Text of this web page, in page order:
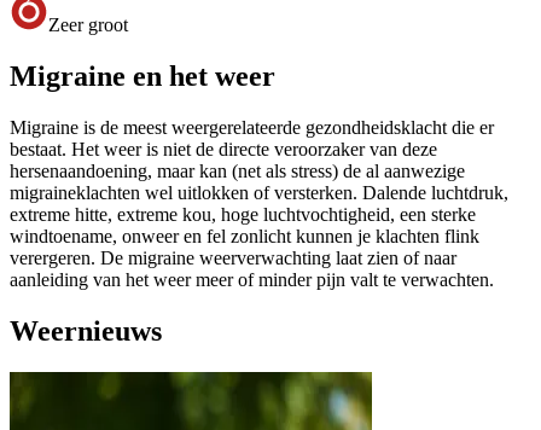
Zeer groot
Migraine en het weer
Migraine is de meest weergerelateerde gezondheidsklacht die er
bestaat. Het weer is niet de directe veroorzaker van deze
hersenaandoening, maar kan (net als stress) de al aanwezige
migraineklachten wel uitlokken of versterken. Dalende luchtdruk,
extreme hitte, extreme kou, hoge luchtvochtigheid, een sterke
windtoename, onweer en fel zonlicht kunnen je klachten flink
verergeren. De migraine weerverwachting laat zien of naar
aanleiding van het weer meer of minder pijn valt te verwachten.
Weernieuws